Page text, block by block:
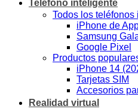
Teléfono inteligente
Todos los teléfonos
iPhone de
Samsung
Google Pixel
Productos
iPhone 14
Tarjetas SIM
Accesorios
Realidad virtual